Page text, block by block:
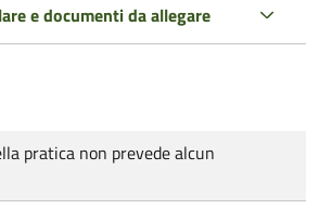
e documenti da allegare
pratica non prevede alcun